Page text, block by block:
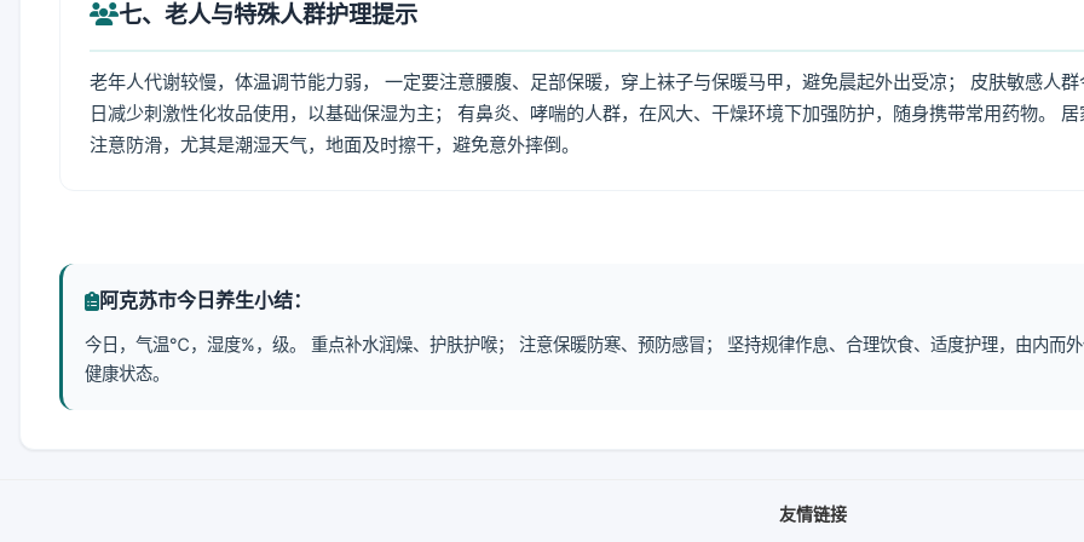
七、老人与特殊人群护理提示
老年人代谢较慢，体温调节能力弱， 一定要注意腰腹、足部保暖，穿上袜子与保暖马甲，避免晨起外出受凉； 皮肤敏感人群
日减少刺激性化妆品使用，以基础保湿为主； 有鼻炎、哮喘的人群，在风大、干燥环境下加强防护，随身携带常用药物。 居
注意防滑，尤其是潮湿天气，地面及时擦干，避免意外摔倒。
阿克苏市今日养生小结：
今日，气温℃，湿度%，级。 重点补水润燥、护肤护喉； 注意保暖防寒、预防感冒； 坚持规律作息、合理饮食、适度护理，由内而
健康状态。
友情链接